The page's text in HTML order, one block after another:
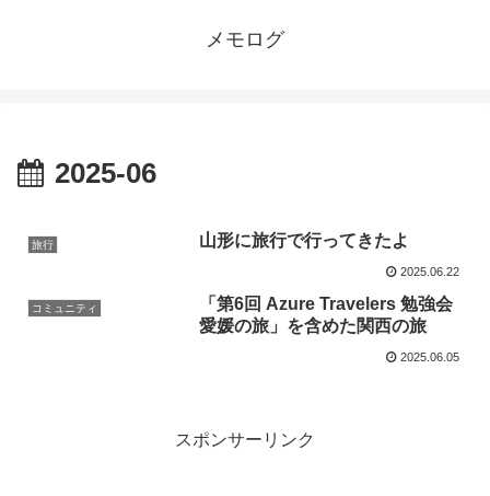
メモログ
2025-06
旅行 山形に旅行で行ってきたよ
2025.06.22
コミュニティ
「第6回 Azure Travelers 勉強会
愛媛の旅」を含めた関西の旅
2025.06.05
スポンサーリンク